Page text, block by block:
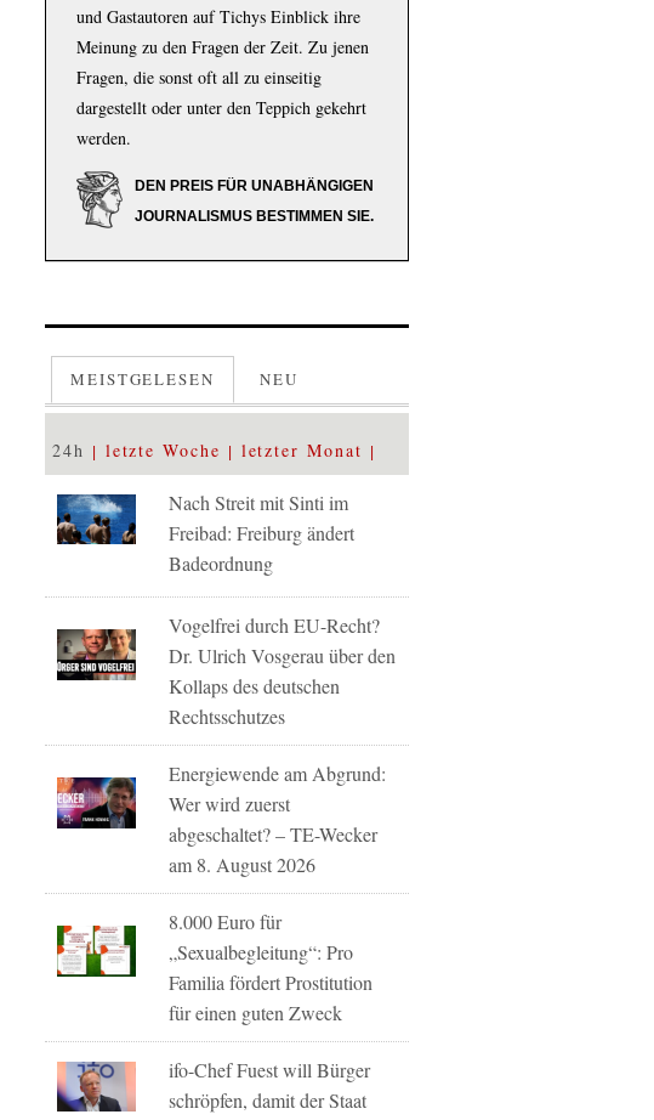
und Gastautoren auf Tichys Einblick ihre
Meinung zu den Fragen der Zeit. Zu jenen
Fragen, die sonst oft all zu einseitig
dargestellt oder unter den Teppich gekehrt
werden.
DEN PREIS FÜR UNABHÄNGIGEN
JOURNALISMUS BESTIMMEN SIE.
MEISTGELESEN NEU
24h letzte Woche letzter Monat
Nach Streit mit Sinti im
Freibad: Freiburg ändert
Badeordnung
Vogelfrei durch EU-Recht?
Dr. Ulrich Vosgerau über den
Kollaps des deutschen
Rechtsschutzes
Energiewende am Abgrund:
Wer wird zuerst
abgeschaltet? – TE-Wecker
am 8. August 2026
8.000 Euro für
„Sexualbegleitung“: Pro
Familia fördert Prostitution
für einen guten Zweck
ifo-Chef Fuest will Bürger
schröpfen, damit der Staat